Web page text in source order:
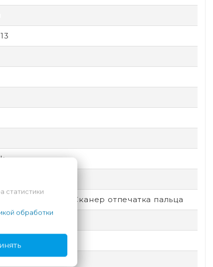
по лицу, Сканер отпечатка пальца
статистики
обработки